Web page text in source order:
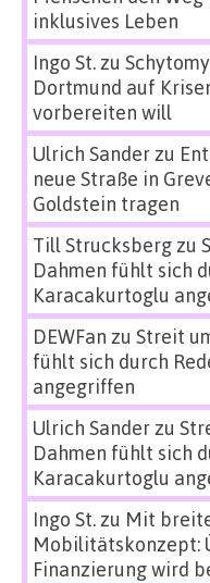
inklusives Leben
Ingo St.zu
Dortmund auf
vorbereiten will
Ulrich Sanderzu
neue Straße in
Goldstein tragen
Till Strucksbergzu
Dahmen fühlt sich
Karacakurtoglu
DEWFan zu Streit
fühlt sich durch
angegriffen
Ulrich Sanderzu
Dahmen fühlt sich
Karacakurtoglu
Ingo St.zu Mit
Mobilitätskonzept:
Finanzierung wird